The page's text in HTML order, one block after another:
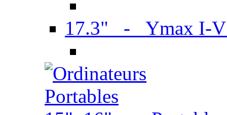
17.3" - Ymax I-